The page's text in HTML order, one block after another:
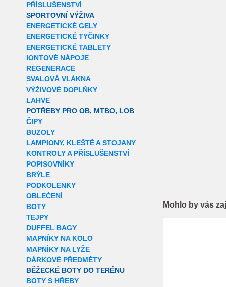
PŘÍSLUŠENSTVÍ
SPORTOVNÍ VÝŽIVA
ENERGETICKÉ GELY
ENERGETICKÉ TYČINKY
ENERGETICKÉ TABLETY
IONTOVÉ NÁPOJE
REGENERACE
SVALOVÁ VLÁKNA
VÝŽIVOVÉ DOPLŇKY
LAHVE
POTŘEBY PRO OB, MTBO, LOB
ČIPY
BUZOLY
LAMPIONY, KLEŠTĚ A STOJANY
KONTROLY A PŘÍSLUŠENSTVÍ
POPISOVNÍKY
BRÝLE
PODKOLENKY
OBLEČENÍ
BOTY
TEJPY
DUFFEL BAGY
MAPNÍKY NA KOLO
MAPNÍKY NA LYŽE
DÁRKOVÉ PŘEDMĚTY
BĚŽECKÉ BOTY DO TERÉNU
BOTY S HŘEBY
Mohlo by vás